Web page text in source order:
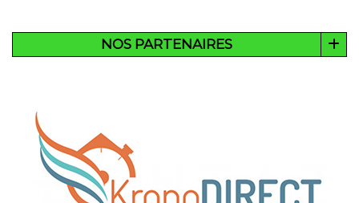
NOS PARTENAIRES